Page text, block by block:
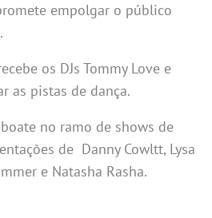
empolgar o público
os DJs Tommy Love e
as pistas de dança.
no ramo de shows de
de Danny Cowltt, Lysa
e Natasha Rasha.